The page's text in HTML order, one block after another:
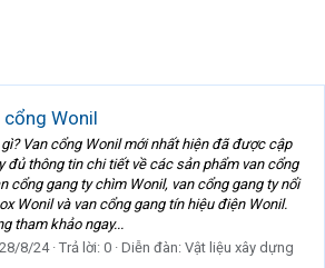
cổng Wonil
Van cổng Wonil mới nhất hiện đã được cập
đủ thông tin chi tiết về các sản phẩm van cổng
cổng gang ty chìm Wonil, van cổng gang ty nổi
Wonil và van cổng gang tín hiệu điện Wonil.
tham khảo ngay...
28/8/24 Trả lời: 0 Diễn đàn: Vật liệu xây dựng